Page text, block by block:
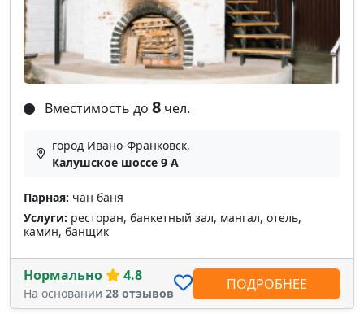
Вместимость до 8 чел.
город Ивано-Франковск,
Калушское шоссе 9 А
Парная: чан баня
Услуги: ресторан, банкетный зал, мангал, отель,
камин, банщик
Нормально 4.8
На основании 28 отзывов
ПОДРОБНЕЕ